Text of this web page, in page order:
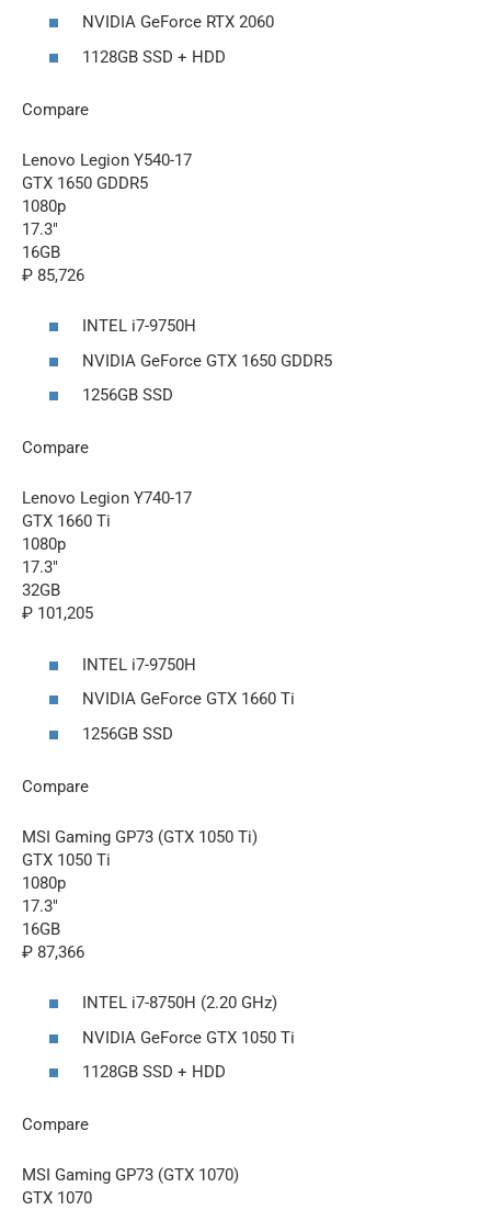
NVIDIA GeForce RTX 2060
1128GB SSD + HDD
Compare
Lenovo Legion Y540-17
GTX 1650 GDDR5
1080p
17.3″
16GB
₽ 85,726
INTEL i7-9750H
NVIDIA GeForce GTX 1650 GDDR5
1256GB SSD
Compare
Lenovo Legion Y740-17
GTX 1660 Ti
1080p
17.3″
32GB
₽ 101,205
INTEL i7-9750H
NVIDIA GeForce GTX 1660 Ti
1256GB SSD
Compare
MSI Gaming GP73 (GTX 1050 Ti)
GTX 1050 Ti
1080p
17.3″
16GB
₽ 87,366
INTEL i7-8750H (2.20 GHz)
NVIDIA GeForce GTX 1050 Ti
1128GB SSD + HDD
Compare
MSI Gaming GP73 (GTX 1070)
GTX 1070